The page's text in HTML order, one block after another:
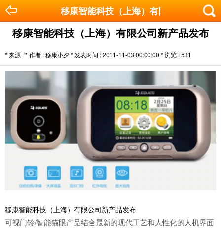
移康智能科技（上海）有限公司新产品
移康智能科技（上海）有限公司新产品发布
* 来源 : * 作者 : 移康小夕 * 发表时间 : 2011-11-03 00:00:00 * 浏览 :531
移康智能科技（上海）有限公司新产品发布
可视门铃/智能猫眼产品结合最新的现代工艺和人性化的人机界面